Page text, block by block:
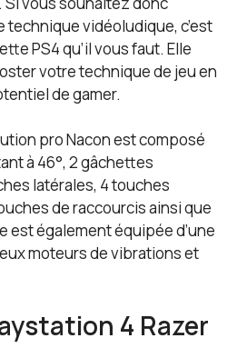
vidéoludique, c’est
PS4 qu’il vous faut. Elle
votre technique de jeu en
de gamer.
pro Nacon est composé
à 46°, 2 gâchettes
latérales, 4 touches
de raccourcis ainsi que
est également équipée d’une
moteurs de vibrations et
4 Razer